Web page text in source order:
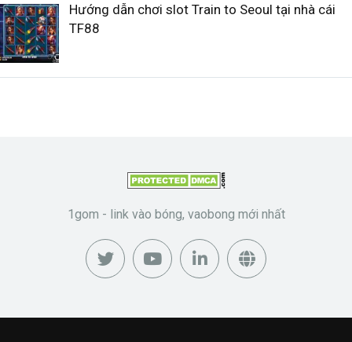
Hướng dẫn chơi slot Train to Seoul tại nhà cái
TF88
1gom - link vào bóng, vaobong mới nhất